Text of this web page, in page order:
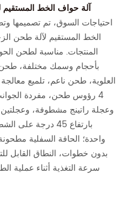
آلة حواف الخط المستقيم
احتياجات السوق، تم تصميمها
الخط المستقيم لآلة طحن
المنتجات. مناسبة لطحن
بأحجام وسمك مختلفة، طحن
العلوية، طحن ناعم، تلميع
4 رؤوس طحن، مفردة
وعجلة راتينج مشطوفة،
بارتفاع 45 درجة
واحدة؛ الحافة السفلية
بدون خطوات، النطاق القابل
سرعة التغذية أثناء عملية